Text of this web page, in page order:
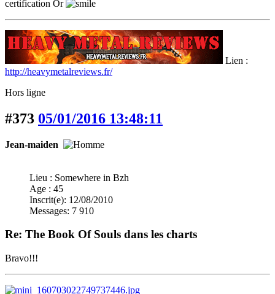
certification Or
Lien :
http://heavymetalreviews.fr/
Hors ligne
#373 05/01/2016 13:48:11
Jean-maiden
Lieu : Somewhere in Bzh
Age : 45
Inscrit(e): 12/08/2010
Messages: 7 910
Re: The Book Of Souls dans les charts
Bravo!!!